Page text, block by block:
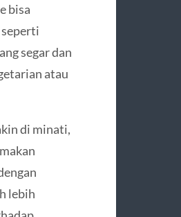
bisa
segar dan
atau
di minati,
lebih